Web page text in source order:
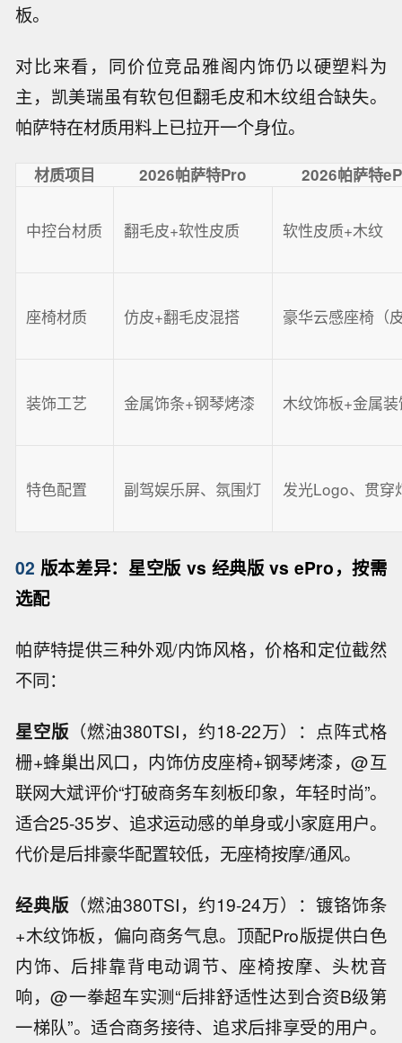
板。
对比来看，同价位竞品雅阁内饰仍以硬塑料为
主，凯美瑞虽有软包但翻毛皮和木纹组合缺失。
帕萨特在材质用料上已拉开一个身位。
材质项目 2026帕萨特Pro 2026帕萨特
中控台材质 翻毛皮+软性皮质 软性皮质+木纹
座椅材质 仿皮+翻毛皮混搭 豪华云感座椅（
装饰工艺 金属饰条+钢琴烤漆 木纹饰板+金属
特色配置 副驾娱乐屏、氛围灯 发光Logo、贯穿
02 版本差异：星空版 vs 经典版 vs ePro，按需
选配
帕萨特提供三种外观/内饰风格，价格和定位截然
不同：
星空版 （燃油380TSI，约18-22万）：点阵式格
栅+蜂巢出风口，内饰仿皮座椅+钢琴烤漆，@互
联网大斌评价“打破商务车刻板印象，年轻时尚”。
适合25-35岁、追求运动感的单身或小家庭用户。
代价是后排豪华配置较低，无座椅按摩/通风。
经典版 （燃油380TSI，约19-24万）：镀铬饰条
+木纹饰板，偏向商务气息。顶配Pro版提供白色
内饰、后排靠背电动调节、座椅按摩、头枕音
响，@一拳超车实测“后排舒适性达到合资B级第
一梯队”。适合商务接待、追求后排享受的用户。